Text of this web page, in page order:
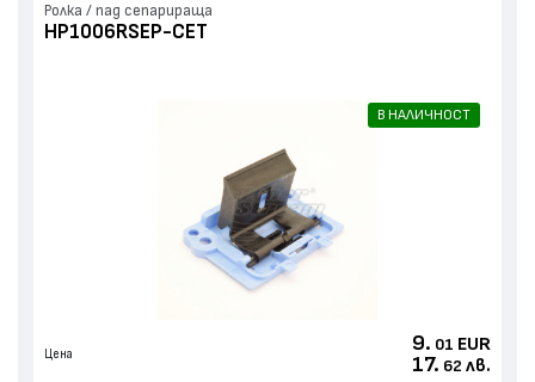
Ролка / пад сепарираща
HP1006RSEP-CET
В НАЛИЧНОСТ
Цена 9. 01 EUR
17. 62 лв.